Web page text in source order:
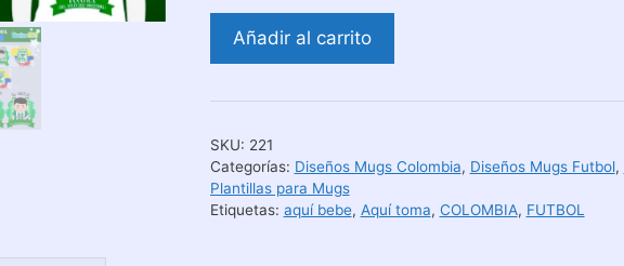
Aquí
Fanático
Atlético
Nacional
cantidad
Añadir al carrito
SKU: 221
Categorías: Diseños Mugs Colombia, Diseños Mugs Futbol,
Plantillas para Mugs
Etiquetas: aquí bebe, Aquí toma, COLOMBIA, FUTBOL